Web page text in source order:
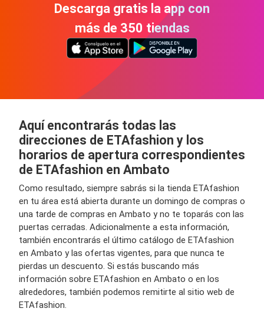
Descarga gratis la app con
más de 350 tiendas
Aquí encontrarás todas las
direcciones de ETAfashion y los
horarios de apertura correspondientes
de ETAfashion en Ambato
Como resultado, siempre sabrás si la tienda ETAfashion
en tu área está abierta durante un domingo de compras o
una tarde de compras en Ambato y no te toparás con las
puertas cerradas. Adicionalmente a esta información,
también encontrarás el último catálogo de ETAfashion
en Ambato y las ofertas vigentes, para que nunca te
pierdas un descuento. Si estás buscando más
información sobre ETAfashion en Ambato o en los
alrededores, también podemos remitirte al sitio web de
ETAfashion.